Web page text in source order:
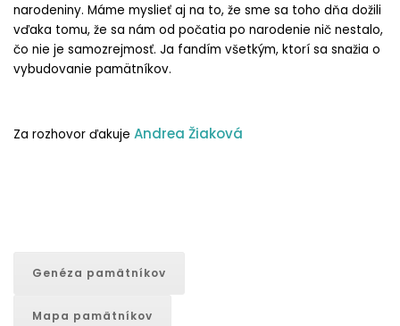
narodeniny. Máme myslieť aj na to, že sme sa toho dňa dožili
vďaka tomu, že sa nám od počatia po narodenie nič nestalo,
čo nie je samozrejmosť. Ja fandím všetkým, ktorí sa snažia o
vybudovanie pamätníkov.
Za rozhovor ďakuje Andrea Žiaková
Genéza pamätníkov
Mapa pamätníkov